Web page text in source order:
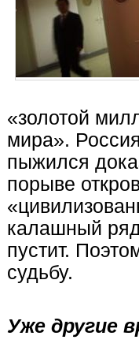
«золотой
мира».
пыжился
порыве
калашный
пустит.
судьбу.
Уже другие